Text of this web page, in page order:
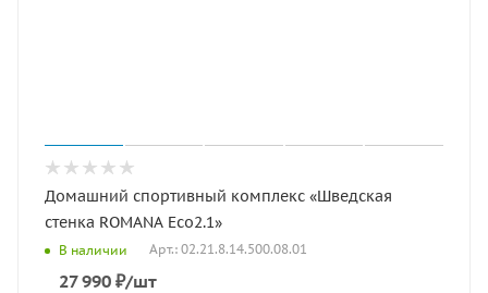
Домашний спортивный комплекс «Шведская
стенка ROMANA Eco2.1»
В наличии Арт.: 02.21.8.14.500.08.01
27 990 ₽/шт